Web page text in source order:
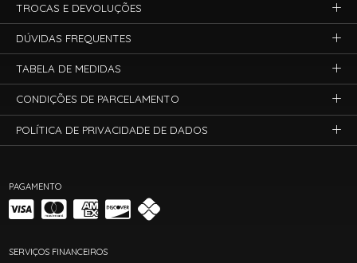
PAGAMENTO
SERVIÇOS FINANCEIROS
TROCAS E DEVOLUÇÕES
DÚVIDAS FREQUENTES
TABELA DE MEDIDAS
CONDIÇÕES DE PARCELAMENTO
POLÍTICA DE PRIVACIDADE DE DADOS